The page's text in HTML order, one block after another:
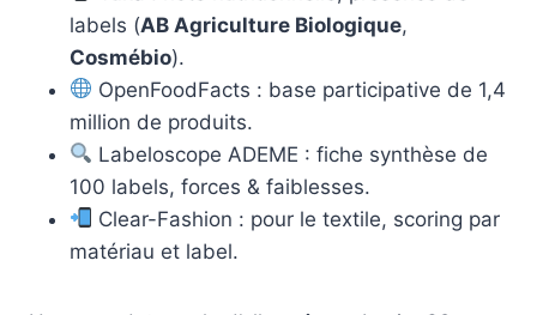
labels (AB Agriculture Biologique,
Cosmébio).
OpenFoodFacts : base participative de 1,4
million de produits.
Labeloscope ADEME : fiche synthèse de
100 labels, forces & faiblesses.
Clear-Fashion : pour le textile, scoring par
matériau et label.